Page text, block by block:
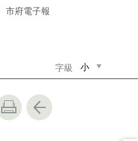
市府電子報
字級 小